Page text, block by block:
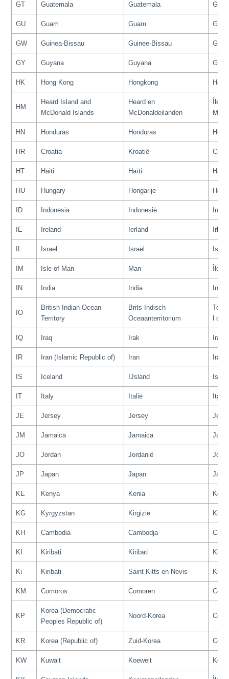
GT Guatemala Guatemala
GU Guam Guam
GW Guinea-Bissau Guinee-Bissau
GY Guyana Guyana
HK Hong Kong Hongkong
HM
Heard Island and
McDonald Islands
Heard en
McDonaldeilanden
Îles
HN Honduras Honduras
HR Croatia Kroatië
HT Haiti Haïti Haïti
HU Hungary Hongarije
ID Indonesia Indonesië
IE Ireland Ierland
IL Israel Israël Israël
IM Isle of Man Man Île
IN India India Inde
IO
British Indian Ocean
Territory
Brits Indisch
Oceaanterritorium
l
IQ Iraq Irak Irak
IR Iran (Islamic Republic of) Iran Iran
IS Iceland IJsland
IT Italy Italië Italie
JE Jersey Jersey
JM Jamaica Jamaica
JO Jordan Jordanië
JP Japan Japan
KE Kenya Kenia
KG Kyrgyzstan Kirgizië
KH Cambodia Cambodja
KI Kiribati Kiribati
Ki Kiribati Saint Kitts en Nevis
KM Comoros Comoren
KP
Korea (Democratic
Peoples Republic of)
Noord-Korea
KR Korea (Republic of) Zuid-Korea
KW Kuwait Koeweit